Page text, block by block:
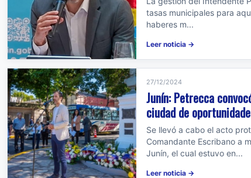
tasas municipales para
haberes m...
Leer noticia →
27/12/2024
Junín: Petrecca
ciudad de
Se llevó a cabo el acto
Comandante Escribano a
Junín, el cual estuvo en...
Leer noticia →